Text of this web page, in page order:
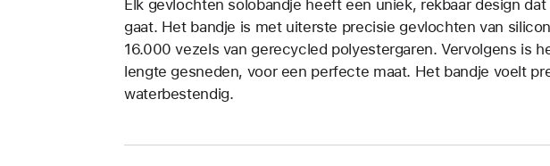
Elk gevlochten solobandje heeft een uniek, rekbaar design
gaat. Het bandje is met uiterste precisie gevlochten van
16.000 vezels van gerecycled polyestergaren. Vervolgens is
lengte gesneden, voor een perfecte maat. Het bandje voelt
waterbestendig.